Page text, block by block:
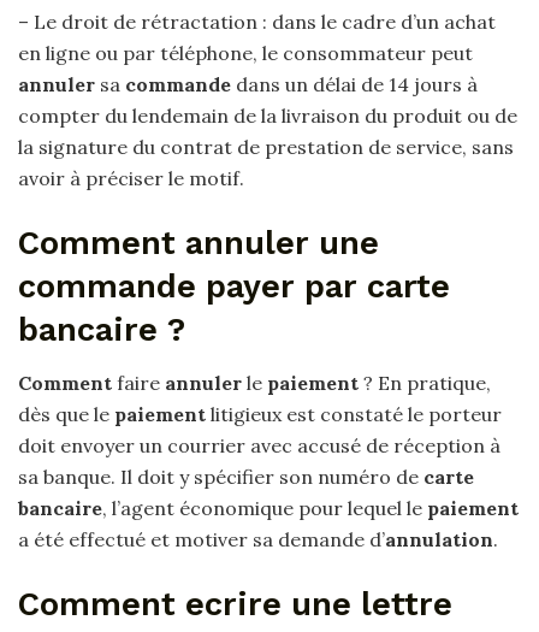
– Le droit de rétractation : dans le cadre d’un achat
en ligne ou par téléphone, le consommateur peut
annuler sa commande dans un délai de 14 jours à
compter du lendemain de la livraison du produit ou de
la signature du contrat de prestation de service, sans
avoir à préciser le motif.
Comment annuler une
commande payer par carte
bancaire ?
Comment faire annuler le paiement ? En pratique,
dès que le paiement litigieux est constaté le porteur
doit envoyer un courrier avec accusé de réception à
sa banque. Il doit y spécifier son numéro de carte
bancaire, l’agent économique pour lequel le paiement
a été effectué et motiver sa demande d’annulation.
Comment ecrire une lettre